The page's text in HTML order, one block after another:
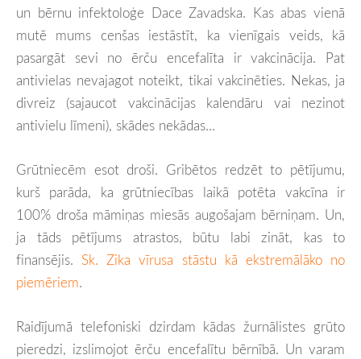
un bērnu infektoloģe Dace Zavadska. Kas abas vienā
mutē mums cenšas iestāstīt, ka vienīgais veids, kā
pasargāt sevi no ērču encefalīta ir vakcinācija. Pat
antivielas nevajagot noteikt, tikai vakcinēties. Nekas, ja
divreiz (sajaucot vakcinācijas kalendāru vai nezinot
antivielu līmeni), skādes nekādas...
Grūtniecēm esot droši. Gribētos redzēt to pētījumu,
kurš parāda, ka grūtniecības laikā potēta vakcīna ir
100% droša māmiņas miesās augošajam bērniņam. Un,
ja tāds pētījums atrastos, būtu labi zināt, kas to
finansējis. Sk. Zika vīrusa stāstu kā ekstremālāko no
piemēriem.
Raidījumā telefoniski dzirdam kādas žurnālistes grūto
pieredzi, izslimojot ērču encefalītu bērnībā. Un varam